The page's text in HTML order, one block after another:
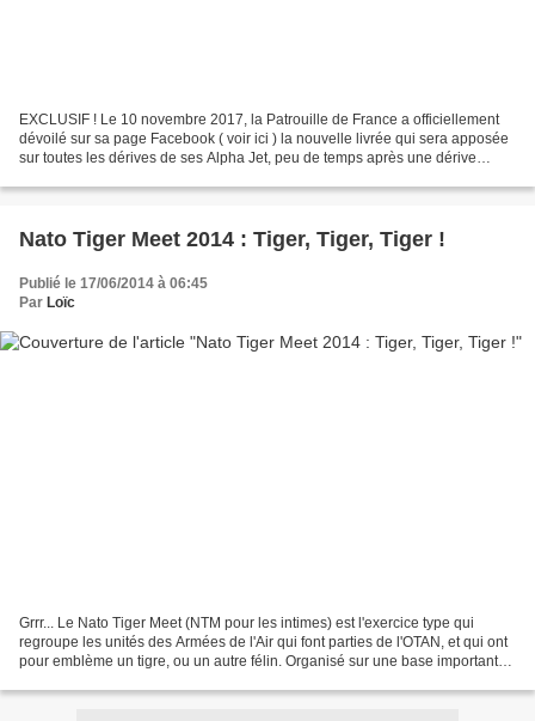
EXCLUSIF ! Le 10 novembre 2017, la Patrouille de France a officiellement
dévoilé sur sa page Facebook ( voir ici ) la nouvelle livrée qui sera apposée
sur toutes les dérives de ses Alpha Jet, peu de temps après une dérive
Nato Tiger Meet 2014 : Tiger, Tiger, Tiger !
Publié le 17/06/2014 à 06:45
Par Loïc
Grrr... Le Nato Tiger Meet (NTM pour les intimes) est l'exercice type qui
regroupe les unités des Armées de l'Air qui font parties de l'OTAN, et qui ont
pour emblème un tigre, ou un autre félin. Organisé sur une base importante,